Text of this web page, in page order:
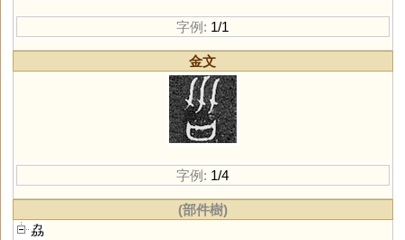
字例: 1/1
金文
字例: 1/4
(部件樹)
劦